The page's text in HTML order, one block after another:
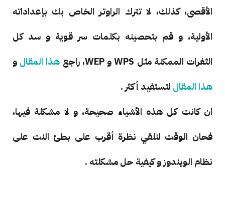
الأقصى، كذلك، لا تترك الراوتر الخاص بك بإعداداته
الأولية، و قم بتحصينه بكلمات سر قوية و سد كل
الثغرات الممكنة مثل WPS و WEP، راجع
هذا المقال و
هذا المقال لتستفيد أكثر .
ان كانت كل هذه الأشياء صحيحة، و لا مشكلة فيها،
فحان الوقت لنلقي نظرة أقرب على بطئ النت على
نظام الويندوز و كيفية حل مشكلته .